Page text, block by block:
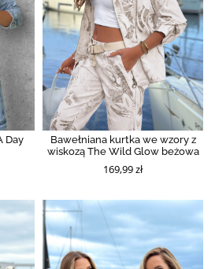
Day
Bawełniana kurtka we wzory z
wiskozą The Wild Glow beżowa
169,99 zł